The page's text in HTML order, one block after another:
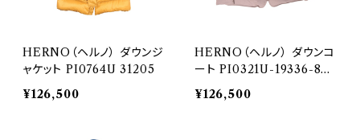
HERNO（ヘルノ） ダウンジ
ャケット PI0764U 31205
¥126,500
HERNO（ヘルノ） ダウンコ
ート PI0321U-19336-800
0 32053
¥126,500